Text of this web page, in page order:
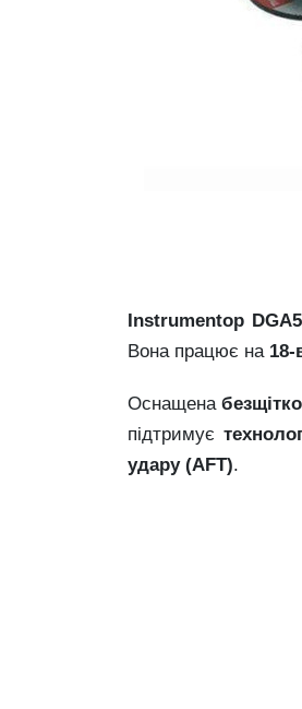
Instrumentop
Вона працює на 18-
Оснащена
підтримує
удару (AFT).